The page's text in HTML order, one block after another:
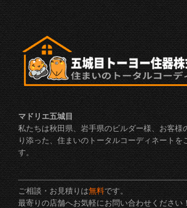
マドリエ五城目
私たちは秋田県、岩手県のビルダー様、お客様
り添った、住まいのトータルコーディネートを
す。
ご相談・お見積りは無料です。
最寄りの店舗へお気軽にお問い合わせください